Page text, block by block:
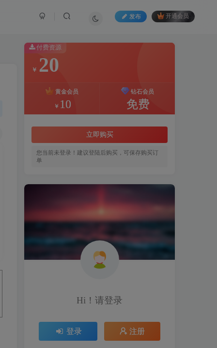
发布 开通会员
付费资源
￥ 20
黄金会员
￥ 10
钻石会员
免费
立即购买
您当前未登录！建议登陆后购买，可保存购买订
单
Hi！请登录
登录 注册